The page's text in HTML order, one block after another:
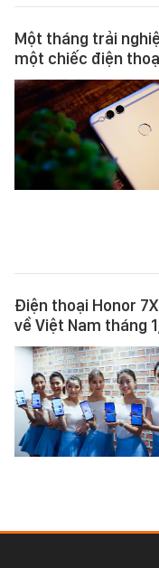
Một tháng trải
một chiếc điện
Điện thoại Honor
về Việt Nam tháng